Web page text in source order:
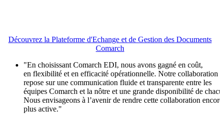
Découvrez la Plateforme d'Echange et de Gestion des Documents
Comarch
"En choisissant Comarch EDI, nous avons gagné en coût,
en flexibilité et en efficacité opérationnelle. Notre collaboration
repose sur une communication fluide et transparente entre les
équipes Comarch et la nôtre et une grande disponibilité de
Nous envisageons à l’avenir de rendre cette collaboration
plus active."